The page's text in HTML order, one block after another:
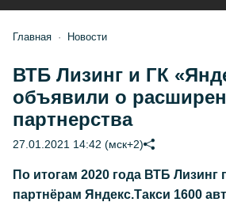
Главная Новости
ВТБ Лизинг и ГК
объявили о
партнерства
27.01.2021 14:42 (мск+2)
По итогам 2020 года ВТБ Лизинг
партнёрам Яндекс.Такси 1600